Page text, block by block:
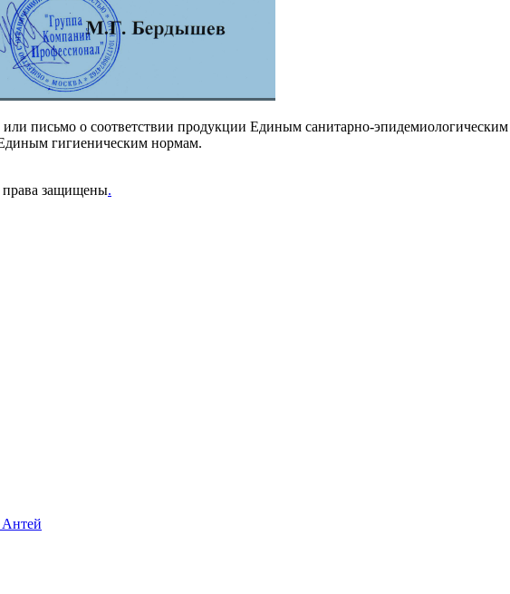
или письмо о соответствии продукции Единым санитарно-
гигиеническим нормам.
защищены.
Антей